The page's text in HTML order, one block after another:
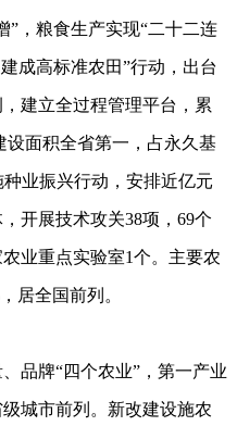
”，粮食生产实现“二十二连
成高标准农田”行动，出台
建立全过程管理平台，累
设面积全省第一，占永久基
业振兴行动，安排近亿元
开展技术攻关38项，69个
业重点实验室1个。主要农
居全国前列。
牌“四个农业”，第一产业
城市前列。新改建设施农